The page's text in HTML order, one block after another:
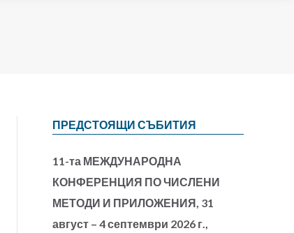
ПРЕДСТОЯЩИ СЪБИТИЯ
11-та МЕЖДУНАРОДНА
КОНФЕРЕНЦИЯ ПО ЧИСЛЕНИ
МЕТОДИ И ПРИЛОЖЕНИЯ, 31
август – 4 септември 2026 г.,